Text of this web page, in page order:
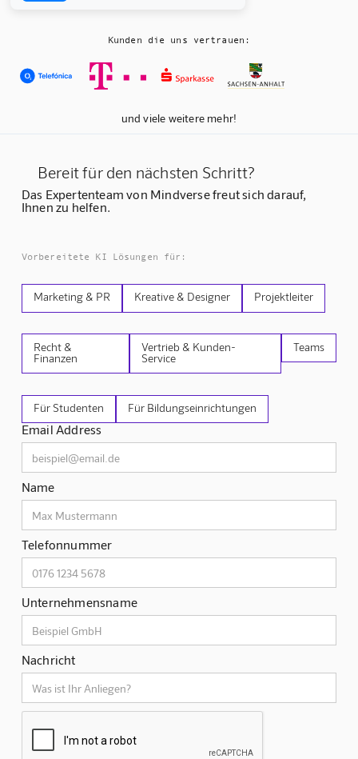
Kunden die uns vertrauen:
und viele weitere mehr!
Bereit für den nächsten Schritt?
Das Expertenteam von Mindverse freut sich darauf,
Ihnen zu helfen.
Vorbereitete KI Lösungen für:
Marketing & PR Kreative & Designer Projektleiter
Recht &
Finanzen
Vertrieb & Kunden-
Service
Teams
Für Studenten Für Bildungseinrichtungen
Email Address
Name
Telefonnummer
Unternehmensname
Nachricht